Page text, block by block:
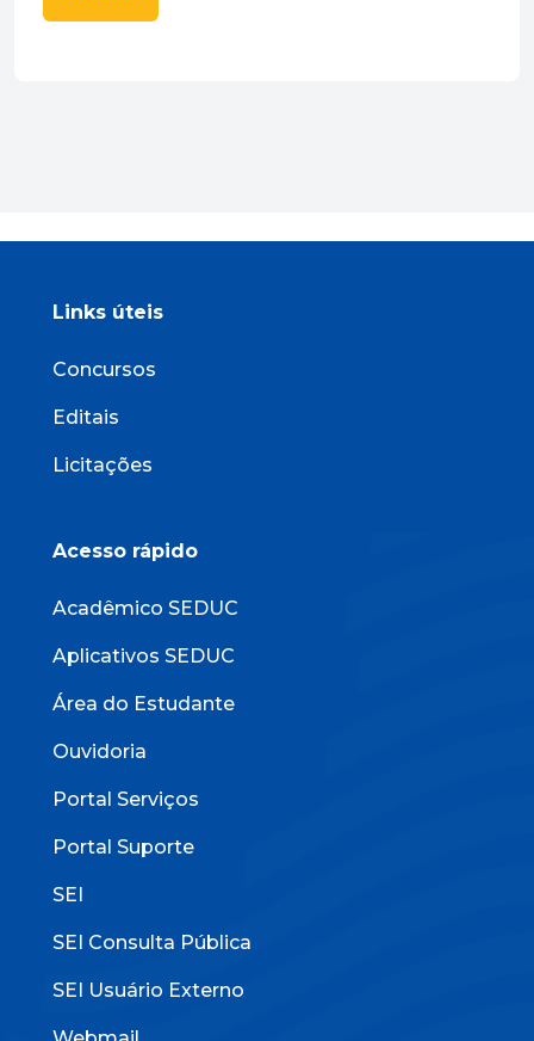
Links úteis
Concursos
Editais
Licitações
Acesso rápido
Acadêmico SEDUC
Aplicativos SEDUC
Área do Estudante
Ouvidoria
Portal Serviços
Portal Suporte
SEI
SEI Consulta Pública
SEI Usuário Externo